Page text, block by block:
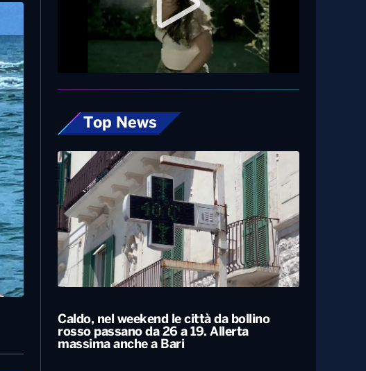
Top News
Caldo, nel weekend le città da bollino
rosso passano da 26 a 19. Allerta
massima anche a Bari